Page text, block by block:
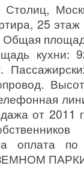
25
Общая
кухни:
от 2011
оплата